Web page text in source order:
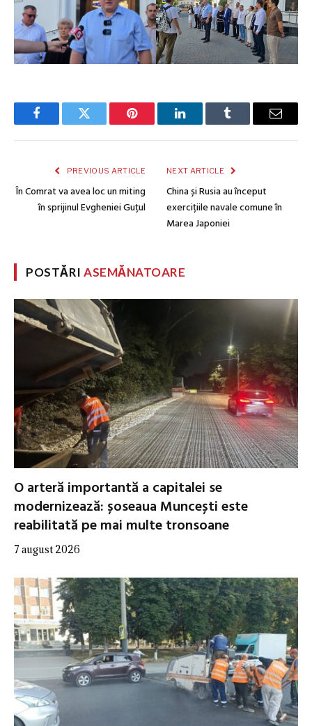
FacebookTwitter Pinterest LinkedInTumblr Email
PREVIOUS ARTICLE
În Comrat va avea loc un miting
în sprijinul Evgheniei Guțul
NEXT ARTICLE
China și Rusia au început
exercițiile navale comune în
Marea Japoniei
POSTĂRIASEMĂNATOARE
O arteră importantă a capitalei se
modernizează: șoseaua Muncești este
reabilitată pe mai multe tronsoane
7 august 2026